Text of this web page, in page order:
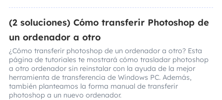
(2 soluciones) Cómo transferir Photoshop de
un ordenador a otro
¿Cómo transferir photoshop de un ordenador a otro? Esta
página de tutoriales te mostrará cómo trasladar photoshop
a otro ordenador sin reinstalar con la ayuda de la mejor
herramienta de transferencia de Windows PC. Además,
también planteamos la forma manual de transferir
photoshop a un nuevo ordenador.